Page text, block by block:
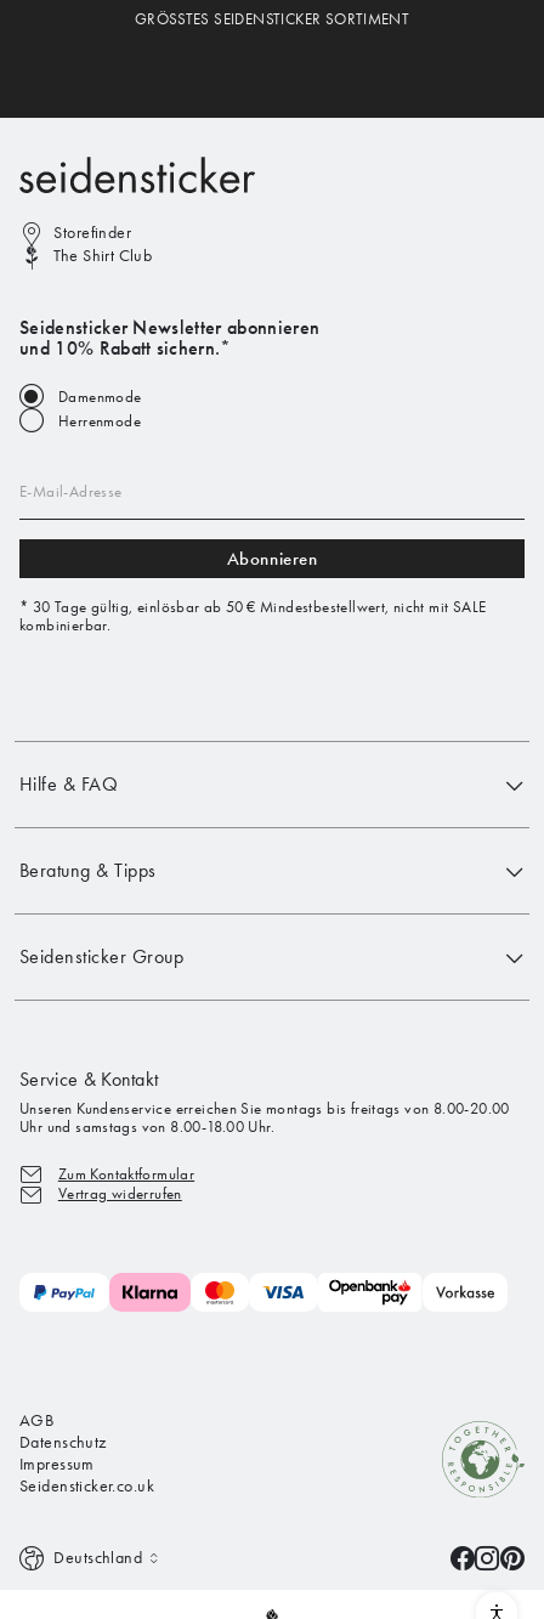
GRÖSSTES SEIDENSTICKER SORTIMENT
Storefinder
The Shirt Club
Seidensticker Newsletter abonnieren
und 10% Rabatt sichern.*
Damenmode
Herrenmode
E-Mail-Adresse
Abonnieren
* 30 Tage gültig, einlösbar ab 50 € Mindestbestellwert, nicht mit SALE
kombinierbar.
Hilfe & FAQ
Beratung & Tipps
Seidensticker Group
Service & Kontakt
Unseren Kundenservice erreichen Sie montags bis freitags von 8.00-20.00
Uhr und samstags von 8.00-18.00 Uhr.
Zum Kontaktformular
Vertrag widerrufen
AGB
Datenschutz
Impressum
Seidensticker.co.uk
Deutschland